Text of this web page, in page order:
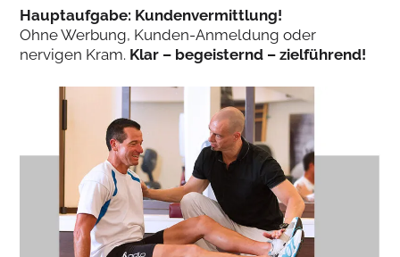
Hauptaufgabe: Kundenvermittlung!
Ohne Werbung, Kunden-Anmeldung oder
nervigen Kram. Klar – begeisternd – zielführend!